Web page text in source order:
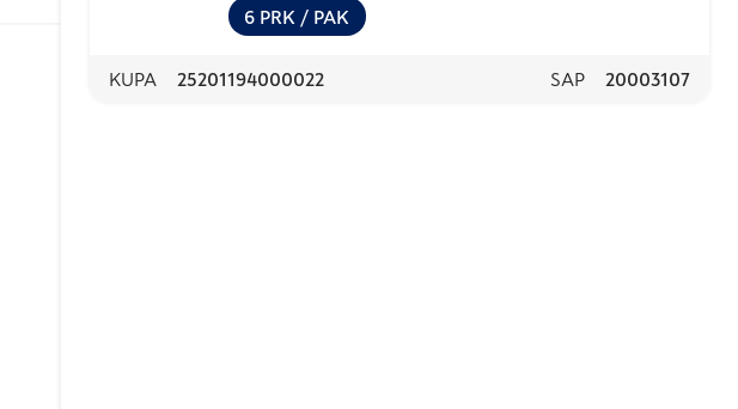
6 PRK / PAK
KUPA 25201194000022 SAP 20003107